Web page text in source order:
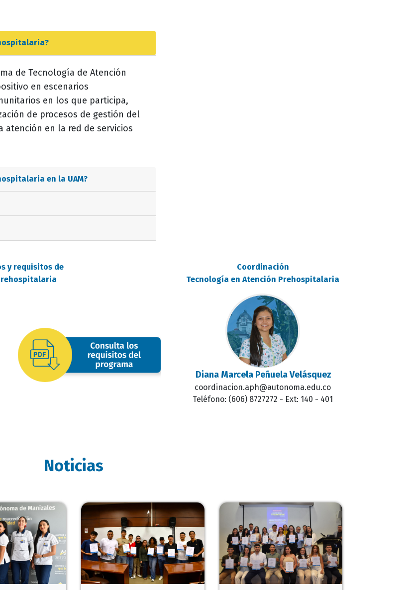
?
de Tecnología de Atención
en escenarios
en los que participa,
de procesos de gestión del
atención en la red de servicios
en la UAM?
y requisitos de
image
Coordinación
Tecnología en Atención Prehospitalaria
Diana Marcela Peñuela Velásquez
coordinacion.aph@autonoma.edu.co
Teléfono: (606) 8727272 - Ext: 140 - 401
Noticias